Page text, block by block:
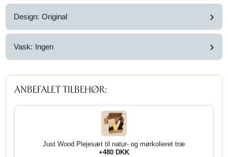
Design: Original ›
Vask: Ingen ›
ANBEFALET TILBEHØR:
Just Wood Plejesæt til natur- og mørkolieret træ
+480 DKK